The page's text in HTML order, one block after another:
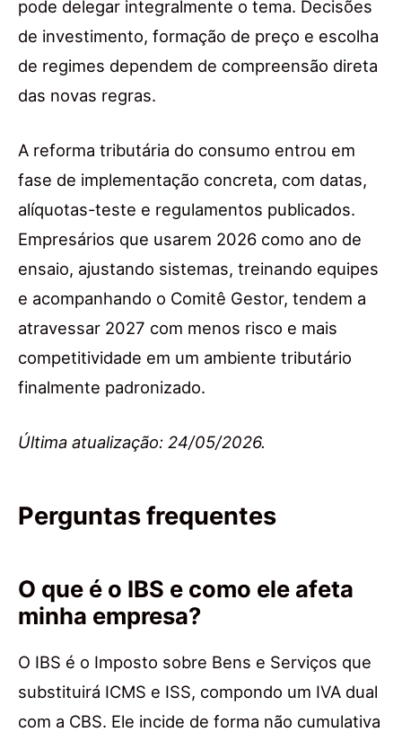
pode delegar integralmente o tema. Decisões
de investimento, formação de preço e escolha
de regimes dependem de compreensão direta
das novas regras.
A reforma tributária do consumo entrou em
fase de implementação concreta, com datas,
alíquotas-teste e regulamentos publicados.
Empresários que usarem 2026 como ano de
ensaio, ajustando sistemas, treinando equipes
e acompanhando o Comitê Gestor, tendem a
atravessar 2027 com menos risco e mais
competitividade em um ambiente tributário
finalmente padronizado.
Última atualização: 24/05/2026.
Perguntas frequentes
O que é o IBS e como ele afeta
minha empresa?
O IBS é o Imposto sobre Bens e Serviços que
substituirá ICMS e ISS, compondo um IVA dual
com a CBS. Ele incide de forma não cumulativa